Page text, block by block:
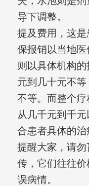
导下调整。
提及费用，这
保报销以当地
则以具体机构
元到几十元不
不等。而整个
从几千元到千
合患者具体的
提醒大家，请
传，它们往往
误病情。